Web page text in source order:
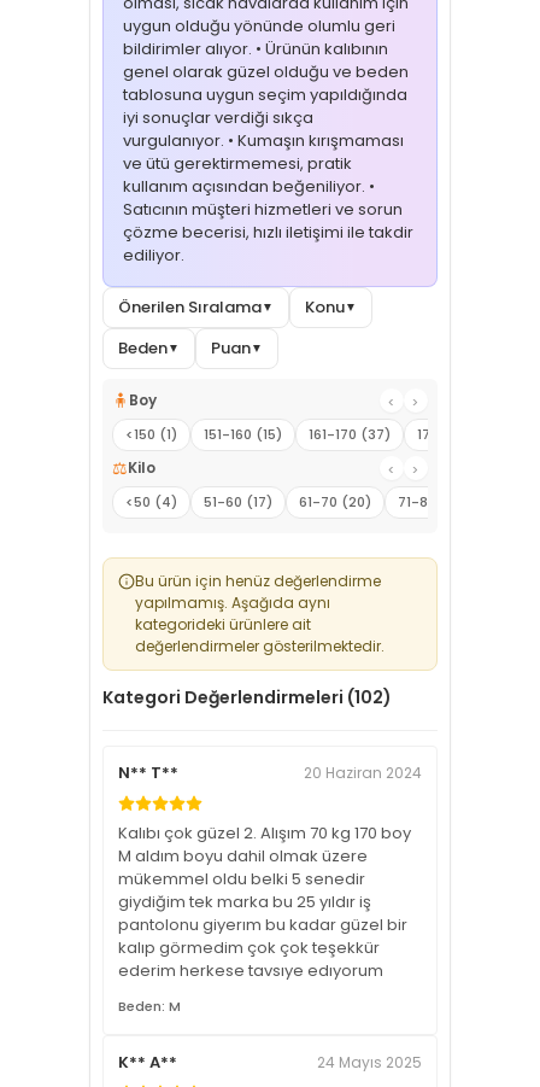
uygun olduğu yönünde olumlu geri
bildirimler alıyor. • Ürünün kalıbının
genel olarak güzel olduğu ve beden
tablosuna uygun seçim yapıldığında
iyi sonuçlar verdiği sıkça
vurgulanıyor. • Kumaşın kırışmaması
ve ütü gerektirmemesi, pratik
kullanım açısından beğeniliyor. •
Satıcının müşteri hizmetleri ve sorun
çözme becerisi, hızlı iletişimi ile takdir
ediliyor.
Önerilen Sıralama▼ Konu▼
Beden▼ Puan▼
🧍 Boy ‹
›
<150 (1)
151-160 (15) 161-170 (37) 171-180 (5)
⚖️Kilo ‹
›
<50 (4)
51-60 (17) 61-70 (20) 71-80 (12)
Bu ürün için henüz değerlendirme
yapılmamış. Aşağıda aynı
kategorideki ürünlere ait
değerlendirmeler gösterilmektedir.
Kategori Değerlendirmeleri (102)
N** T** 20 Haziran 2024
Kalıbı çok güzel 2. Alışım 70 kg 170 boy
M aldım boyu dahil olmak üzere
mükemmel oldu belki 5 senedir
giydiğim tek marka bu 25 yıldır iş
pantolonu giyerım bu kadar güzel bir
kalıp görmedim çok çok teşekkür
ederim herkese tavsıye edıyorum
Beden: M
K** A** 24 Mayıs 2025